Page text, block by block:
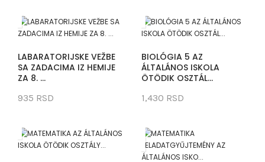
LABARATORIJSKE VEŽBE
SA ZADACIMA IZ HEMIJE
ZA 8. ...
935 RSD
BIOLÓGIA 5 AZ
ÁLTALÁNOS ISKOLA
ÖTÖDIK OSZTÁL...
1,430 RSD